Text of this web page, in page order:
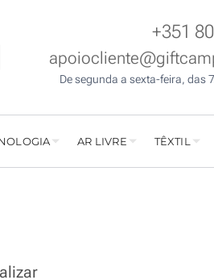
+351
De segunda a sexta-feira, das
AR LIVRE TÊXTIL